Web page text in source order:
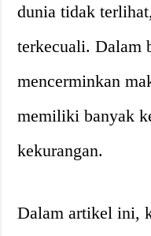
dunia tidak
terkecuali. Dalam
mencerminkan
memiliki banyak
kekurangan.
Dalam artikel ini,